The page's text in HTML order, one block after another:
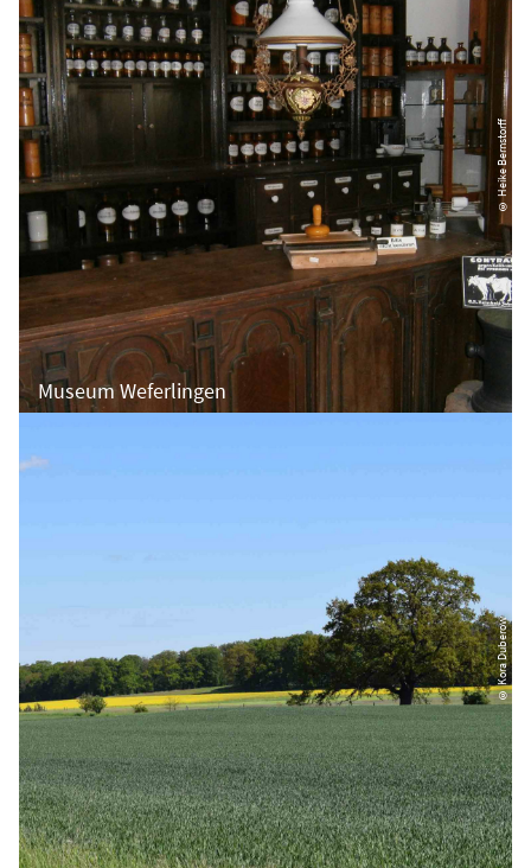
© Heike Bernstorff
Museum Weferlingen
© Kora Duberow